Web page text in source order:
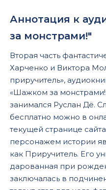
Аннотация к
за монстрами!"
Вторая часть
Харченко и Виктора
приручитель»,
«Шажком за
занимался Руслан Дё.
бесплатно можно в
текущей странице
персонажем истории
как Приручитель. Его
дарованная при
заключалась в